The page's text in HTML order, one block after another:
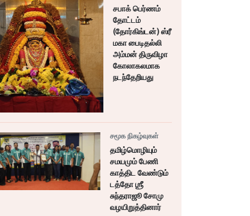
சபாக் பெர்ணம்
தோட்டம்
(தோர்கிங்டன்) ஸ்ரீ
மகா பைடிதல்லி
அம்மன் திருவிழா
கோலாகலமாக
நடந்தேறியது
சமூக நிகழ்வுகள்
தமிழ்மொழியும்
சமயமும் பேணி
காத்திட வேண்டும்
டத்தோ ஶ்ரீ
சுந்தராஜூ சோமு
வழயிறுத்தினார்